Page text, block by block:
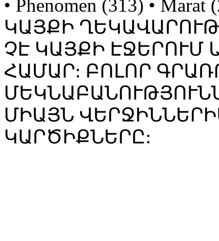
• Phenomen (313) •
ԿԱՅՔԻ
ՉԷ ԿԱՅՔԻ
ՀԱՄԱՐ: ԲՈԼՈՐ
ՄԻԱՅՆ
ԿԱՐԾԻՔՆԵՐԸ: